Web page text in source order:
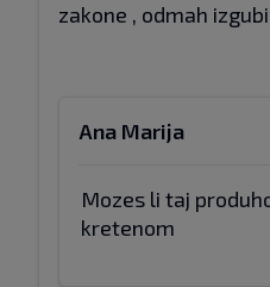
zakone , odmah
Ana Marija
Mozes li taj
kretenom